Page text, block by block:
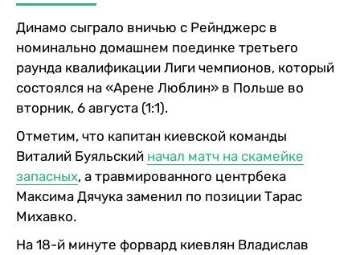
Динамо сыграло вничью с Рейнджерс в
номинально домашнем поединке третьего
раунда квалификации Лиги чемпионов, который
состоялся на «Арене Люблин» в Польше во
вторник, 6 августа (1:1).
Отметим, что капитан киевской команды
Виталий Буяльский начал матч на скамейке
запасных, а травмированного центрбека
Максима Дячука заменил по позиции Тарас
Михавко.
На 18-й минуте форвард киевлян Владислав